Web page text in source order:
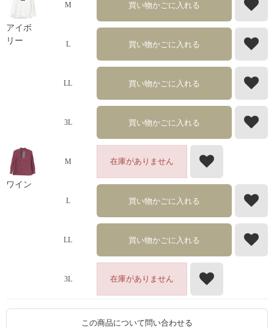
アイボ
リー
M 買い物かごに入れる
L 買い物かごに入れる
LL 買い物かごに入れる
3L 買い物かごに入れる
ワイン
M 在庫がありません
L 買い物かごに入れる
LL 買い物かごに入れる
3L 在庫がありません
この商品について問い合わせる